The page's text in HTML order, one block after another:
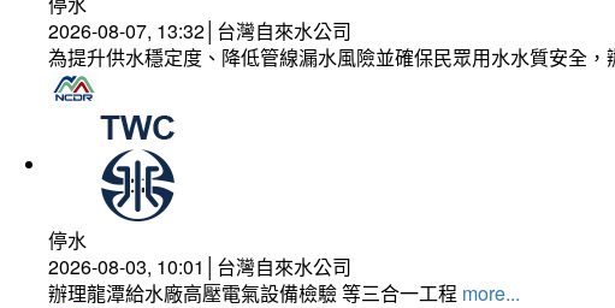
2026-08-07, 13:32│台灣自來水公司
為提升供水穩定度、降低管線漏水風險並確保民眾用水水質安全
停水
2026-08-03, 10:01│台灣自來水公司
辦理龍潭給水廠高壓電氣設備檢驗 等三合一工程 more...